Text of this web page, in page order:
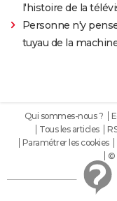
l'histoire de la
Personne n'y
tuyau de la
Qui sommes-nous ?
Tous les articles
Paramétrer les cookies
©